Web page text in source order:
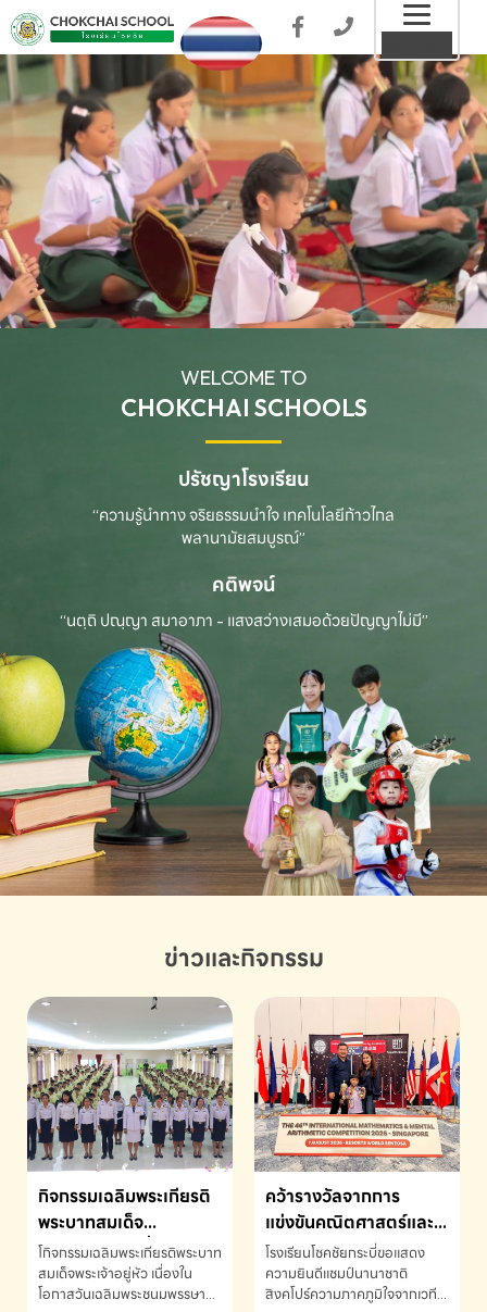
WELCOME TO
CHOKCHAI SCHOOLS
ปรัชญาโรงเรียน
“ความรู้นำทาง จริยธรรมนำใจ เทคโนโลยีก้าวไกล
พลานามัยสมบูรณ์”
คติพจน์
“นตฺถิ ปณฺญา สมาอาภา - แสงสว่างเสมอด้วยปัญญาไม่มี”
ข่าวและกิจกรรม
กิจกรรมเฉลิมพระเกียรติ
พระบาทสมเด็จ
พระเจ้าอยู่หัว เนื่องใน
โอกาสวันเฉลิม
พระชนมพรรษา
โกิจกรรมเฉลิมพระเกียรติพระบาท
สมเด็จพระเจ้าอยู่หัว เนื่องใน
โอกาสวันเฉลิมพระชนมพรรษา
คว้ารางวัลจากการ
แข่งขันคณิตศาสตร์และ
คณิตคิดเร็วนานาชาติ
ครั้งที่ 46 ประจำปี 2569
ณ ประเทศสิงคโปร์
โรงเรียนโชคชัยกระบี่ขอแสดง
ความยินดีแชมป์นานาชาติ
สิงคโปร์ความภาคภูมิใจจากเวที